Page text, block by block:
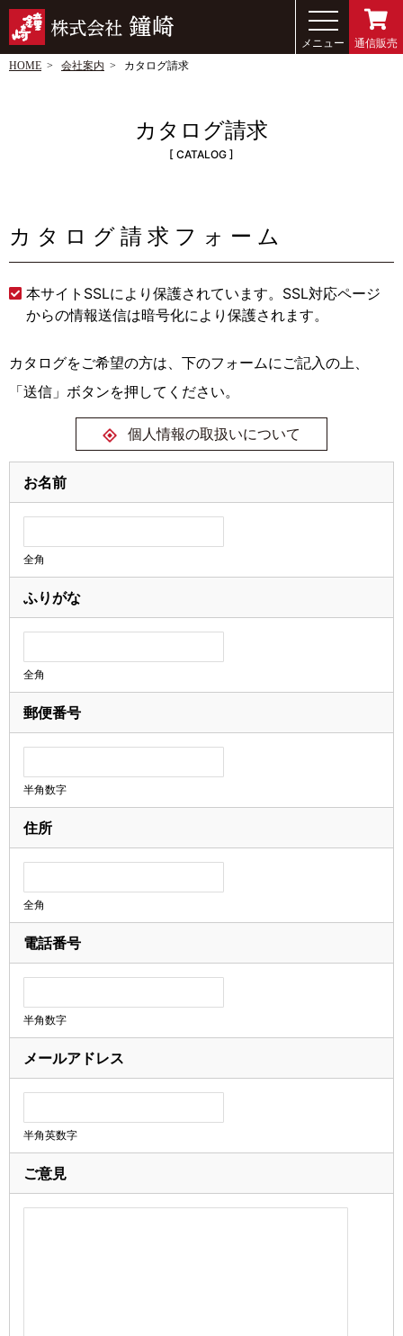
メニュー
通信販売
HOME
会社案内 カタログ請求
カタログ請求
CATALOG
カタログ請求フォーム
本サイトSSLにより保護されています。SSL対応ページ
からの情報送信は暗号化により保護されます。
カタログをご希望の方は、下のフォームにご記入の上、
「送信」ボタンを押してください。
個人情報の取扱いについて
お名前
全角
ふりがな
全角
郵便番号
半角数字
住所
全角
電話番号
半角数字
メールアドレス
半角英数字
ご意見